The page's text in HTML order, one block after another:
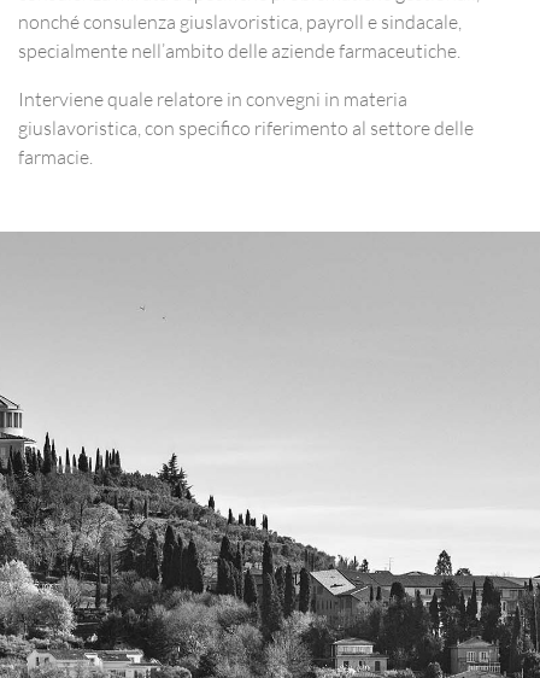
nonché consulenza giuslavoristica, payroll e sindacale,
specialmente nell’ambito delle aziende farmaceutiche.
Interviene quale relatore in convegni in materia
giuslavoristica, con specifico riferimento al settore delle
farmacie.